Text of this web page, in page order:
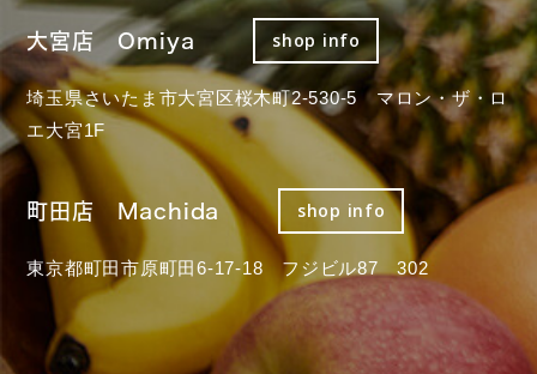
大宮店 Omiya shop info
埼玉県さいたま市大宮区桜木町2-530-5 マロン・ザ・ロ
エ大宮1F
町田店 Machida shop info
東京都町田市原町田6-17-18 フジビル87 302